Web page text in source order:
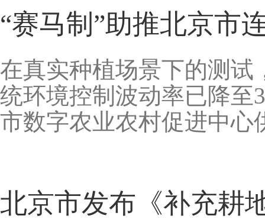
“赛马制”助推北京市
在真实种植场景下的测试
统环境控制波动率已降至
市数字农业农村促进中心
北京市发布《补充耕